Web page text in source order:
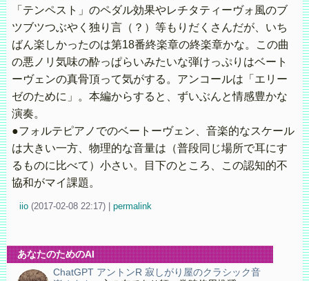
「テンペスト」のペダル効果やレチタティーヴォ風のブ
ツブツつぶやく独り言（？）等もりだくさんだが、いち
ばん楽しかったのは第18番終楽章の終楽章かな。この曲
の悪ノリ気味の酔っぱらいみたいな弾けっぷりはベート
ーヴェンの真骨頂って気がする。アンコールは「エリー
ゼのために」。本編からすると、ずいぶんと情感豊かな
演奏。
●フォルテピアノでのベートーヴェン、音楽的なスケール
は大きい一方、物理的な音量は（普段同じ場所で耳にす
るものに比べて）小さい。目下のところ、この認知的不
協和がマイ課題。
iio (2017-02-08 22:17) permalink
あなたのためのAI
ChatGPT アントンR 寂しがり屋のクラシック音